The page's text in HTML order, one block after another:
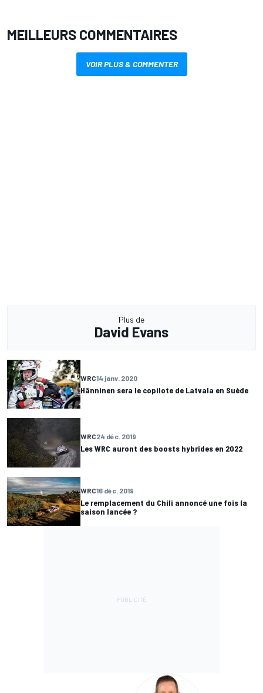
MEILLEURS COMMENTAIRES
VOIR PLUS & COMMENTER
Plus de
David Evans
WRC14 janv. 2020
Hänninen sera le copilote de Latvala en Suède
WRC24 déc. 2019
Les WRC auront des boosts hybrides en 2022
WRC16 déc. 2019
Le remplacement du Chili annoncé une fois la
saison lancée ?